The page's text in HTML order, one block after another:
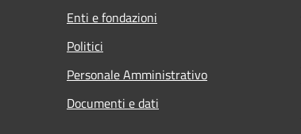
Enti e fondazioni
Politici
Personale Amministrativo
Documenti e dati